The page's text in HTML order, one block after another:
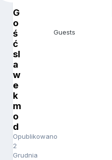
G
o
ś
ć
sl
a
w
e
k
m
o
d
Opublikowano
2
Grudnia
Guests